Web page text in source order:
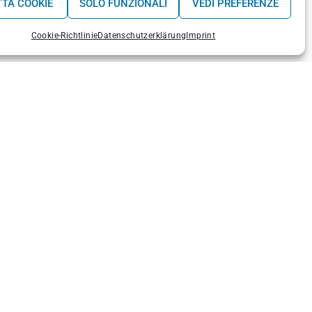
COOKIE SOLO FUNZIONALI VEDI PREFERENZE
Cookie-RichtlinieDatenschutzerklärung Imprint
PENICHE